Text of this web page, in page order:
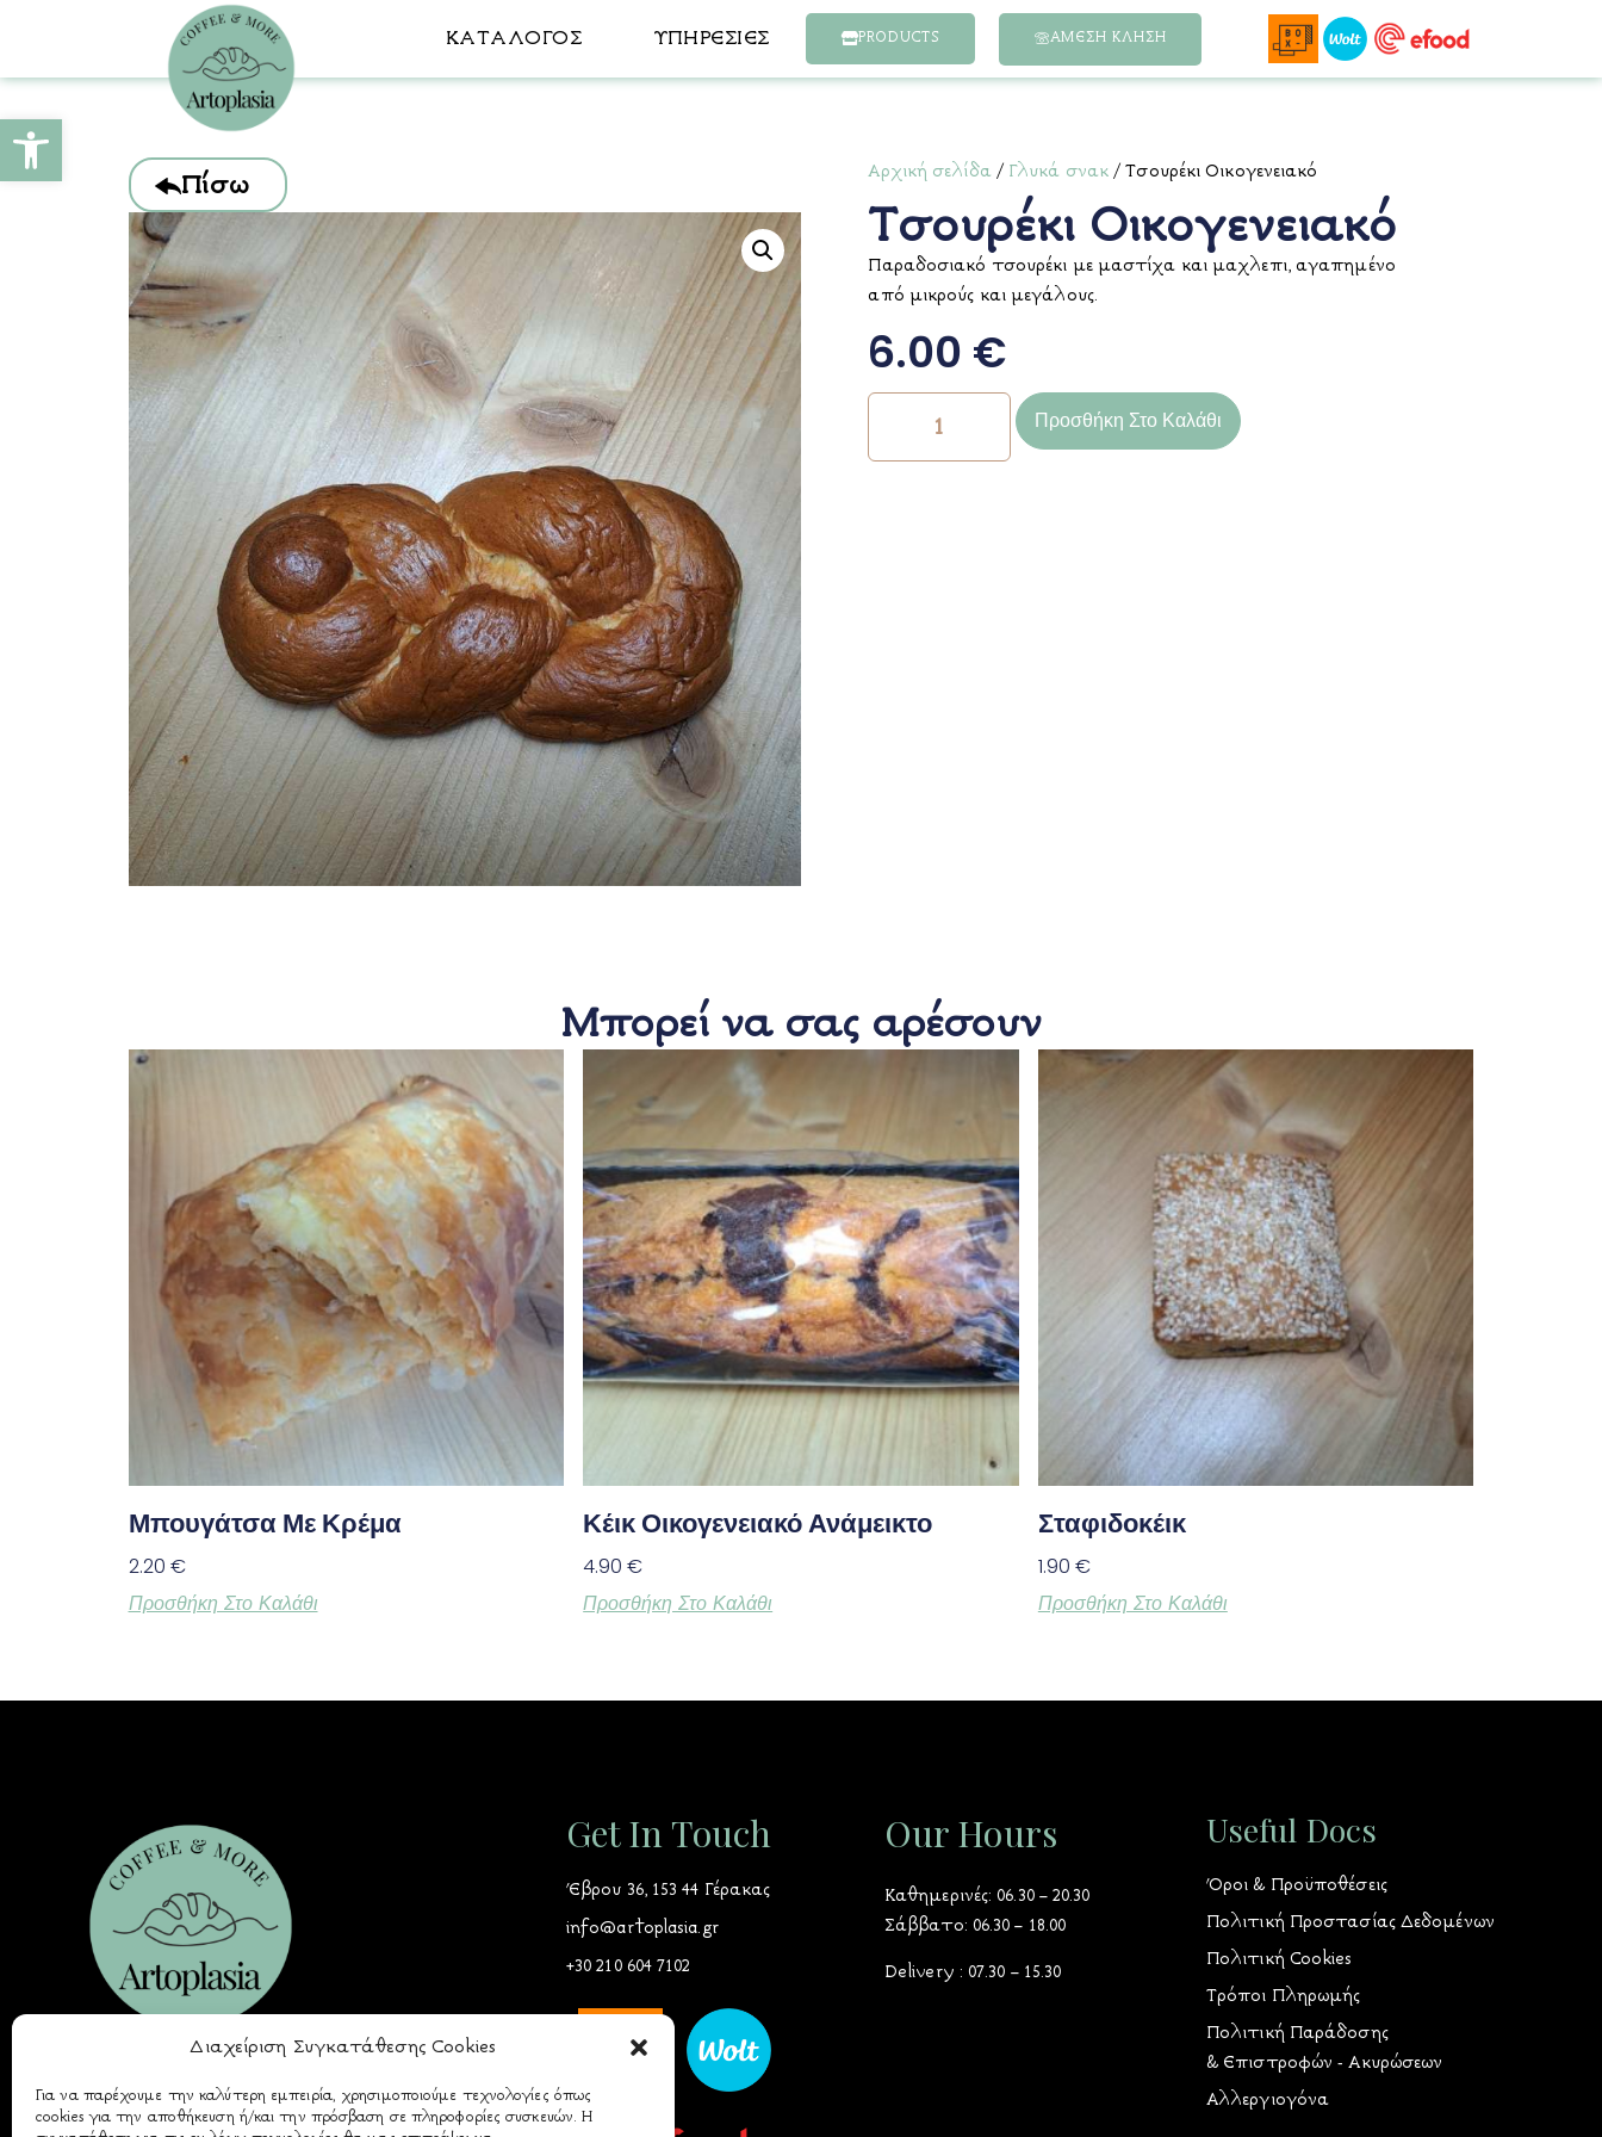
Ανοίξτε τη γραμμή εργαλείων
Διαχείριση Συγκατάθεσης Cookies
Για να παρέχουμε την καλύτερη εμπειρία, χρησιμοποιούμε τεχνολογίες όπως
cookies για την αποθήκευση ή/και την πρόσβαση σε πληροφορίες συσκευών. Η
ΚΑΤΆΛΟΓΟΣ ΥΠΗΡΕΣΊΕΣ PRODUCTS ΆΜΕΣΗ ΚΛΗΣΗ
Πίσω Αρχική σελίδα / Γλυκά σνακ / Τσουρέκι Οικογενειακό
Τσουρέκι Οικογενειακό
Παραδοσιακό τσουρέκι με μαστίχα και μαχλεπι, αγαπημένο
από μικρούς και μεγάλους.
6.00 €
Προσθήκη Στο Καλάθι
Μπορεί να σας αρέσουν
Μπουγάτσα Με Κρέμα
2.20 €
Προσθήκη Στο Καλάθι
Κέικ Οικογενειακό Ανάμεικτο
4.90€
Προσθήκη Στο Καλάθι
Σταφιδοκέικ
1.90 €
Προσθήκη Στο Καλάθι
Get In Touch
Έβρου 36, 153 44 Γέρακας
info@artoplasia.gr
+30 210 604 7102
Our Hours
Καθημερινές: 06.30 – 20.30
Σάββατο: 06.30 – 18.00
Delivery : 07.30 – 15.30
Useful Docs
Όροι & Προϋποθέσεις
Πολιτική Προστασίας Δεδομένων
Πολιτική Cookies
Τρόποι Πληρωμής
Πολιτική Παράδοσης
& Επιστροφών - Ακυρώσεων
Αλλεργιογόνα